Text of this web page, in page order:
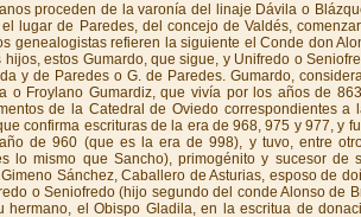
proceden de la varonía del linaje Dávila o
lugar de Paredes, del concejo de Valdés,
genealogistas refieren la siguiente el Conde don
hijos, estos Gumardo, que sigue, y Unifredo o
y de Paredes o G. de Paredes. Gumardo,
o Froylano Gumardiz, que vivía por los años de
de la Catedral de Oviedo correspondientes
confirma escrituras de la era de 968, 975 y 977, y
de 960 (que es la era de 998), y tuvo, entre
lo mismo que Sancho), primogénito y sucesor de
Sánchez, Caballero de Asturias, esposo de
o Seniofredo (hijo segundo del conde Alonso de
hermano, el Obispo Gladila, en la escritua de